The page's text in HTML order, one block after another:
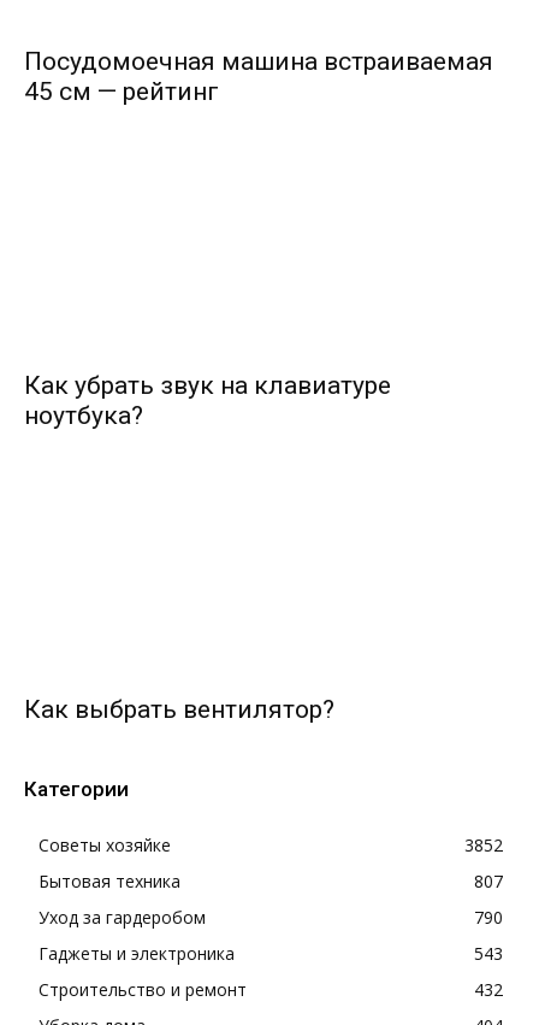
Посудомоечная машина встраиваемая
45 см — рейтинг
Как убрать звук на клавиатуре
ноутбука?
Как выбрать вентилятор?
Категории
Советы хозяйке
3852
Бытовая техника
807
Уход за гардеробом
790
Гаджеты и электроника
543
Строительство и ремонт
432